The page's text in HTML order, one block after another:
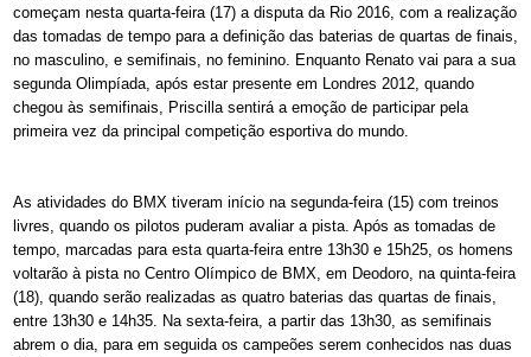
começam nesta quarta-feira (17) a disputa da Rio 2016, com a realização
das tomadas de tempo para a definição das baterias de quartas de finais,
no masculino, e semifinais, no feminino. Enquanto Renato vai para a sua
segunda Olimpíada, após estar presente em Londres 2012, quando
chegou às semifinais, Priscilla sentirá a emoção de participar pela
primeira vez da principal competição esportiva do mundo.
As atividades do BMX tiveram início na segunda-feira (15) com treinos
livres, quando os pilotos puderam avaliar a pista. Após as tomadas de
tempo, marcadas para esta quarta-feira entre 13h30 e 15h25, os homens
voltarão à pista no Centro Olímpico de BMX, em Deodoro, na quinta-feira
(18), quando serão realizadas as quatro baterias das quartas de finais,
entre 13h30 e 14h35. Na sexta-feira, a partir das 13h30, as semifinais
abrem o dia, para em seguida os campeões serem conhecidos nas duas